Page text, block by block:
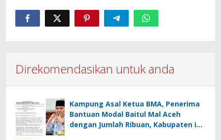
Direkomendasikan untuk anda
Kampung Asal Ketua BMA, Penerima
Bantuan Modal Baitul Mal Aceh
dengan Jumlah Ribuan, Kabupaten ini